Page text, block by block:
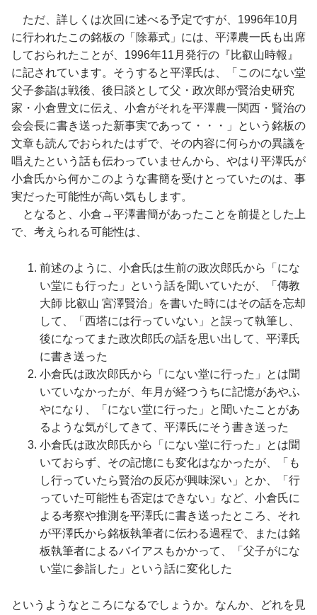
ただ、詳しくは次回に述べる予定ですが、1996年10月
に行われたこの銘板の「除幕式」には、平澤農一氏も出席
しておられたことが、1996年11月発行の『比叡山時報』
に記されています。そうすると平澤氏は、「このにない堂
父子参詣は戦後、後日談として父・政次郎が賢治史研究
家・小倉豊文に伝え、小倉がそれを平澤農一関西・賢治の
会会長に書き送った新事実であって・・・」という銘板の
文章も読んでおられたはずで、その内容に何らかの異議を
唱えたという話も伝わっていませんから、やはり平澤氏が
小倉氏から何かこのような書簡を受けとっていたのは、事
実だった可能性が高い気もします。
となると、小倉→平澤書簡があったことを前提とした上
で、考えられる可能性は、
前述のように、小倉氏は生前の政次郎氏から「にな
い堂にも行った」という話を聞いていたが、「傳教
大師 比叡山 宮澤賢治」を書いた時にはその話を忘却
して、「西塔には行っていない」と誤って執筆し、
後になってまた政次郎氏の話を思い出して、平澤氏
に書き送った
小倉氏は政次郎氏から「にない堂に行った」とは聞
いていなかったが、年月が経つうちに記憶があやふ
やになり、「にない堂に行った」と聞いたことがあ
るような気がしてきて、平澤氏にそう書き送った
小倉氏は政次郎氏から「にない堂に行った」とは聞
いておらず、その記憶にも変化はなかったが、「も
し行っていたら賢治の反応が興味深い」とか、「行
っていた可能性も否定はできない」など、小倉氏に
よる考察や推測を平澤氏に書き送ったところ、それ
が平澤氏から銘板執筆者に伝わる過程で、または銘
板執筆者によるバイアスもかかって、「父子がにな
い堂に参詣した」という話に変化した
というようなところになるでしょうか。なんか、どれを見